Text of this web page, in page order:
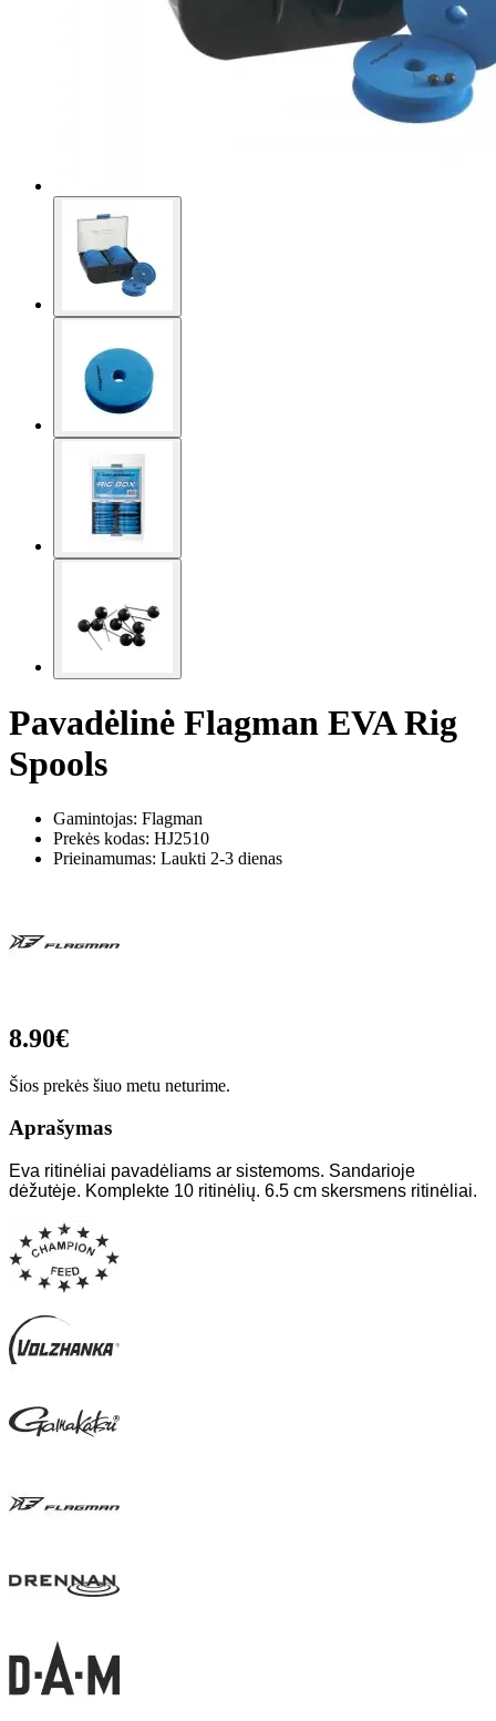
Pavadėlinė Flagman EVA Rig
Spools
Gamintojas: Flagman
Prekės kodas: HJ2510
Prieinamumas: Laukti 2-3 dienas
8.90€
Šios prekės šiuo metu neturime.
Aprašymas
Eva ritinėliai pavadėliams ar sistemoms. Sandarioje
dėžutėje. Komplekte 10 ritinėlių. 6.5 cm skersmens ritinėliai.